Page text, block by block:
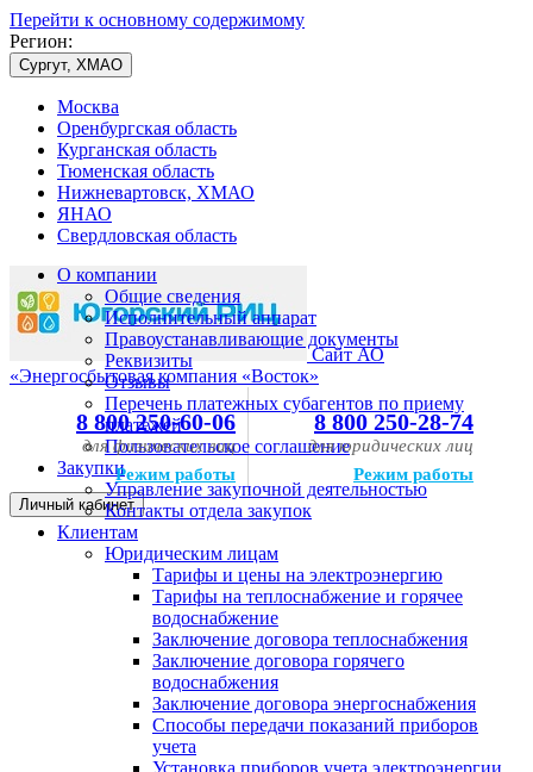
Перейти к основному содержимому
Регион:
Сургут, ХМАО
Москва
Оренбургская область
Курганская область
Тюменская область
Нижневартовск, ХМАО
ЯНАО
Свердловская область
Сайт АО
«Энергосбытовая компания «Восток»
8 800 250-60-06
для физических лиц
Режим работы
8 800 250-28-74
для юридических лиц
Режим работы
Личный кабинет
О компании
Общие сведения
Исполнительный аппарат
Правоустанавливающие документы
Реквизиты
Отзывы
Перечень платежных субагентов по приему
платежей
Пользовательское соглашение
Закупки
Управление закупочной деятельностью
Контакты отдела закупок
Клиентам
Юридическим лицам
Тарифы и цены на электроэнергию
Тарифы на теплоснабжение и горячее
водоснабжение
Заключение договора теплоснабжения
Заключение договора горячего
водоснабжения
Заключение договора энергоснабжения
Способы передачи показаний приборов
учета
Установка приборов учета электроэнергии